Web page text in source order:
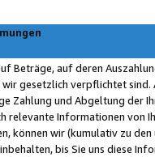
Beträge, auf deren
wir gesetzlich verpflichtet
Zahlung und Abgeltung der
relevante Informationen von
können wir (kumulativ zu
bis Sie uns diese